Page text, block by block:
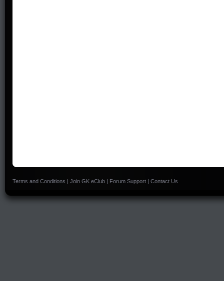
Terms and Conditions | Join GK eClub | Forum Support | Contact Us